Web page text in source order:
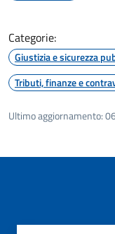
Categorie:
Giustizia e sicurezza
Tributi, finanze e
Ultimo aggiornamento: